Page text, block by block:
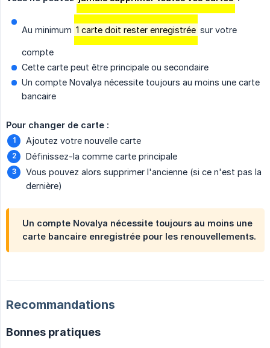
Au minimum 1 carte doit rester enregistrée sur votre
compte
Cette carte peut être principale ou secondaire
Un compte Novalya nécessite toujours au moins une carte
bancaire
Pour changer de carte :
Ajoutez votre nouvelle carte
Définissez-la comme carte principale
Vous pouvez alors supprimer l'ancienne (si ce n'est pas la
dernière)
Un compte Novalya nécessite toujours au moins une
carte bancaire enregistrée pour les renouvellements.
Recommandations
Bonnes pratiques